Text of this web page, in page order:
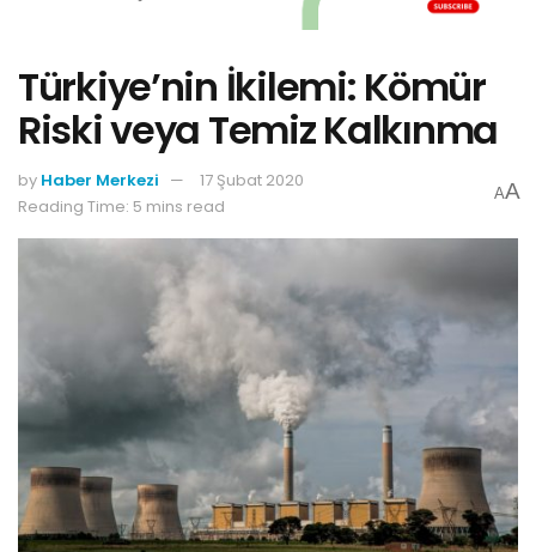
Türkiye’nin İkilemi: Kömür
Riski veya Temiz Kalkınma
by Haber Merkezi
17 Şubat 2020
Reading Time: 5 mins read
AA